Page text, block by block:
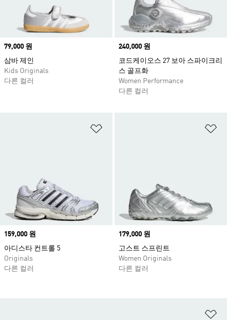
Price
79,000 원
삼바 제인
Kids Originals
다른 컬러
Price
240,000 원
코드케이오스 27 보아 스파이크리
스 골프화
Women Performance
다른 컬러
Price
159,000 원
아디스타 컨트롤 5
Originals
다른 컬러
Price
179,000 원
고스트 스프린트
Women Originals
다른 컬러